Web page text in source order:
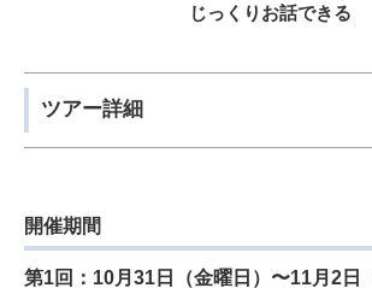
じっくりお話できる
ツアー詳細
開催期間
第1回：10月31日（金曜日）〜11月2日